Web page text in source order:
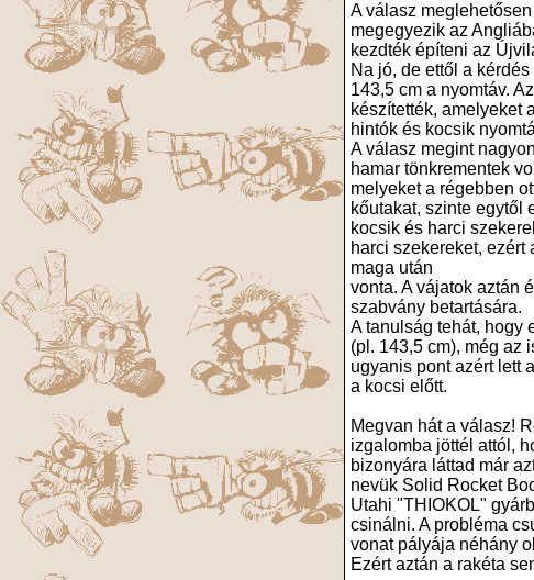
A válasz
megegyezik az
kezdték építeni az
Na jó, de ettől a
143,5 cm a nyomtáv.
készítették, amelyeket
hintók és kocsik
A válasz megint
hamar tönkrementek
melyeket a régebben
kőutakat, szinte egytől
kocsik és harci
harci szekereket,
maga után
vonta. A vájatok aztán
szabvány betartására.
A tanulság tehát, hogy
(pl. 143,5 cm), még az
ugyanis pont azért lett
a kocsi előtt.
Megvan hát a válasz!
izgalomba jöttél attól,
bizonyára láttad már
nevük Solid Rocket
Utahi "THIOKOL"
csinálni. A probléma
vonat pályája néhány
Ezért aztán a rakéta